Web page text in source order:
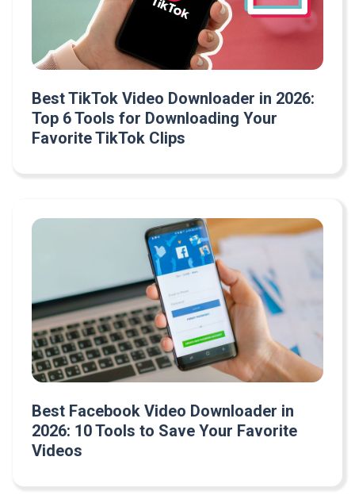
Best TikTok Video Downloader in 2026:
Top 6 Tools for Downloading Your
Favorite TikTok Clips
Best Facebook Video Downloader in
2026: 10 Tools to Save Your Favorite
Videos